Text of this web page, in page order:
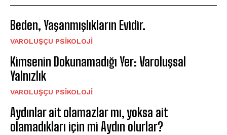
Beden, Yaşanmışlıkların Evidir.
VAROLUŞÇU PSIKOLOJI
Kimsenin Dokunamadığı Yer: Varoluşsal
Yalnızlık
VAROLUŞÇU PSIKOLOJI
Aydınlar ait olamazlar mı, yoksa ait
olamadıkları için mi Aydın olurlar?